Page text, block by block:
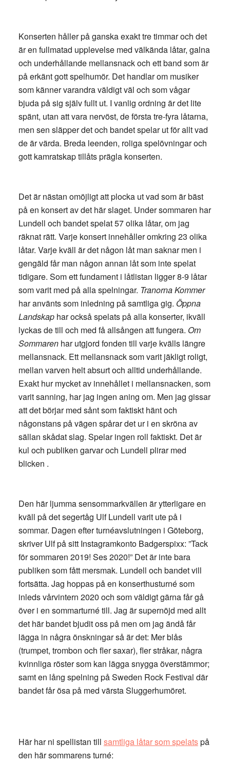
Konserten håller på ganska exakt tre timmar och det
är en fullmatad upplevelse med välkända låtar, galna
och underhållande mellansnack och ett band som är
på erkänt gott spelhumör. Det handlar om musiker
som känner varandra väldigt väl och som vågar
bjuda på sig själv fullt ut. I vanlig ordning är det lite
spänt, utan att vara nervöst, de första tre-fyra låtarna,
men sen släpper det och bandet spelar ut för allt vad
de är värda. Breda leenden, roliga spelövningar och
gott kamratskap tillåts prägla konserten.
Det är nästan omöjligt att plocka ut vad som är bäst
på en konsert av det här slaget. Under sommaren har
Lundell och bandet spelat 57 olika låtar, om jag
räknat rätt. Varje konsert innehåller omkring 23 olika
låtar. Varje kväll är det någon låt man saknar men i
gengäld får man någon annan låt som inte spelat
tidigare. Som ett fundament i låtlistan ligger 8-9 låtar
som varit med på alla spelningar. Tranorna Kommer
har använts som inledning på samtliga gig. Öppna
Landskaphar också spelats på alla konserter, ikväll
lyckas de till och med få allsången att fungera. Om
Sommarenhar utgjord fonden till varje kvälls längre
mellansnack. Ett mellansnack som varit jäkligt roligt,
mellan varven helt absurt och alltid underhållande.
Exakt hur mycket av innehållet i mellansnacken, som
varit sanning, har jag ingen aning om. Men jag gissar
att det börjar med sånt som faktiskt hänt och
någonstans på vägen spårar det ur i en skröna av
sällan skådat slag. Spelar ingen roll faktiskt. Det är
kul och publiken garvar och Lundell plirar med
blicken .
Den här ljumma sensommarkvällen är ytterligare en
kväll på det segertåg Ulf Lundell varit ute på i
sommar. Dagen efter turnéavslutningen i Göteborg,
skriver Ulf på sitt Instagramkonto Badgerspixx: ”Tack
för sommaren 2019! Ses 2020!” Det är inte bara
publiken som fått mersmak. Lundell och bandet vill
fortsätta. Jag hoppas på en konserthusturné som
inleds vårvintern 2020 och som väldigt gärna får gå
över i en sommarturné till. Jag är supernöjd med allt
det här bandet bjudit oss på men om jag ändå får
lägga in några önskningar så är det: Mer blås
(trumpet, trombon och fler saxar), fler stråkar, några
kvinnliga röster som kan lägga snygga överstämmor;
samt en lång spelning på Sweden Rock Festival där
bandet får ösa på med värsta Sluggerhumöret.
Här har ni spellistan till samtliga låtar som spelatspå
den här sommarens turné: